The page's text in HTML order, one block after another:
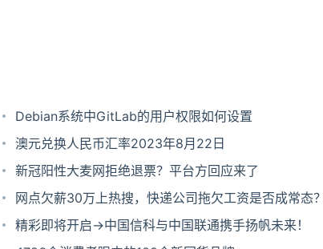
Debian系统中GitLab的用户权限如何设置
澳元兑换人民币汇率2023年8月22日
新冠阳性大麦网拒绝退票？平台方回应来了
网点欠薪30万上热搜，快递公司拖欠工资是否成常态
精彩即将开启→中国信科与中国联通携手扬帆未来！